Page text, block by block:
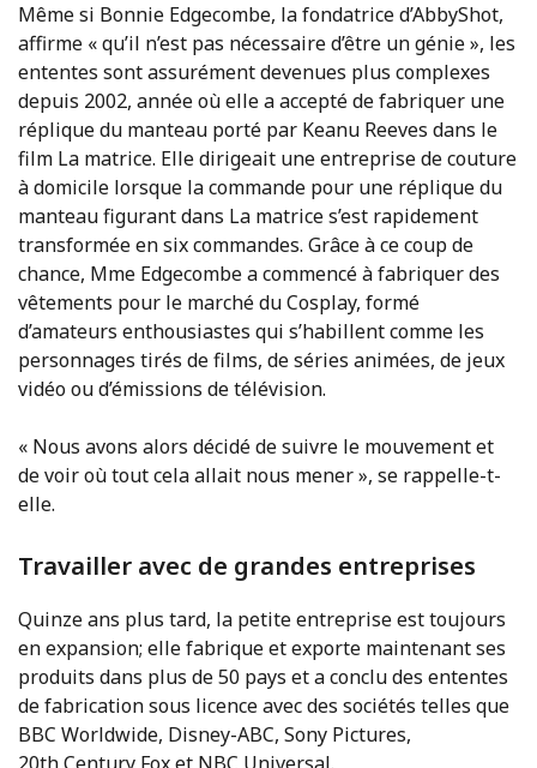
Même si Bonnie Edgecombe, la fondatrice d’AbbyShot,
affirme « qu’il n’est pas nécessaire d’être un génie », les
ententes sont assurément devenues plus complexes
depuis 2002, année où elle a accepté de fabriquer une
réplique du manteau porté par Keanu Reeves dans le
film La matrice. Elle dirigeait une entreprise de couture
à domicile lorsque la commande pour une réplique du
manteau figurant dans La matrice s’est rapidement
transformée en six commandes. Grâce à ce coup de
chance, Mme Edgecombe a commencé à fabriquer des
vêtements pour le marché du Cosplay, formé
d’amateurs enthousiastes qui s’habillent comme les
personnages tirés de films, de séries animées, de jeux
vidéo ou d’émissions de télévision.
« Nous avons alors décidé de suivre le mouvement et
de voir où tout cela allait nous mener », se rappelle-t-
elle.
Travailler avec de grandes entreprises
Quinze ans plus tard, la petite entreprise est toujours
en expansion; elle fabrique et exporte maintenant ses
produits dans plus de 50 pays et a conclu des ententes
de fabrication sous licence avec des sociétés telles que
BBC Worldwide, Disney-ABC, Sony Pictures,